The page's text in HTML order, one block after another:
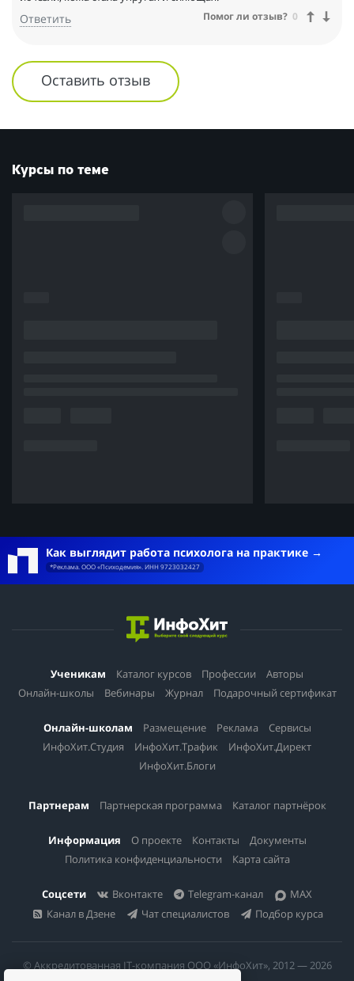
Ответить Помог ли отзыв? 0
Оставить отзыв
Курсы по теме
Как выглядит работа психолога на практике
*Реклама. ООО «Психодемия». ИНН 9723032427
Ученикам Каталог курсов Профессии
Авторы
Онлайн-школы
Вебинары Журнал Подарочный сертификат
Онлайн-школам Размещение Реклама
Сервисы
ИнфоХит.Студия
ИнфоХит.Трафик
ИнфоХит.Директ
ИнфоХит.Блоги
Партнерам Партнерская программа Каталог партнёрок
Информация О проекте Контакты
Документы
Политика конфиденциальности
Карта сайта
Соцсети Вконтакте Telegram-канал
MAX
Канал в Дзене
Чат специалистов Подбор курса
© Аккредитованная IT-компания ООО «ИнфоХит», 2012 — 2026